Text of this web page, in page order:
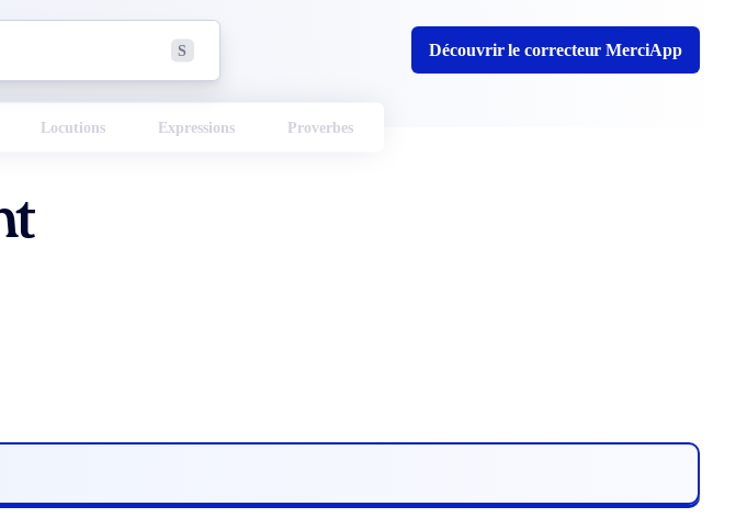
S Découvrir le correcteur MerciApp
Locutions Expressions Proverbes